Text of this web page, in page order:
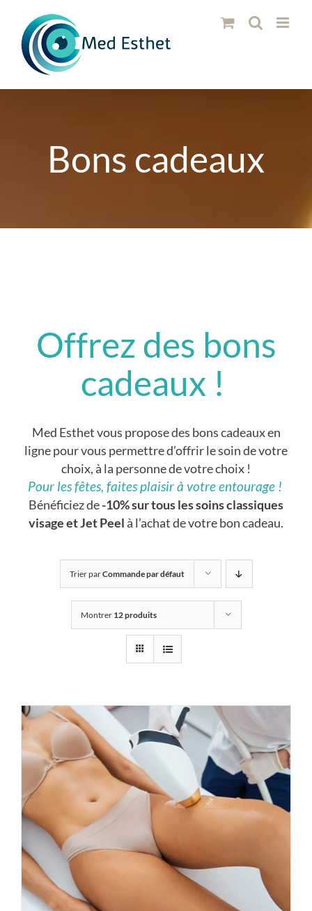
contenu
Bons cadeaux
Offrez des bons
cadeaux !
Med Esthet vous propose des bons cadeaux en
ligne pour vous permettre d’offrir le soin de votre
choix, à la personne de votre choix !
Pour les fêtes, faites plaisir à votre entourage !
Bénéficiez de-10% sur tous les soins classiques
visage et Jet Peelà l’achat de votre bon cadeau.
Trier parCommande par défaut
Montrer 12 produits